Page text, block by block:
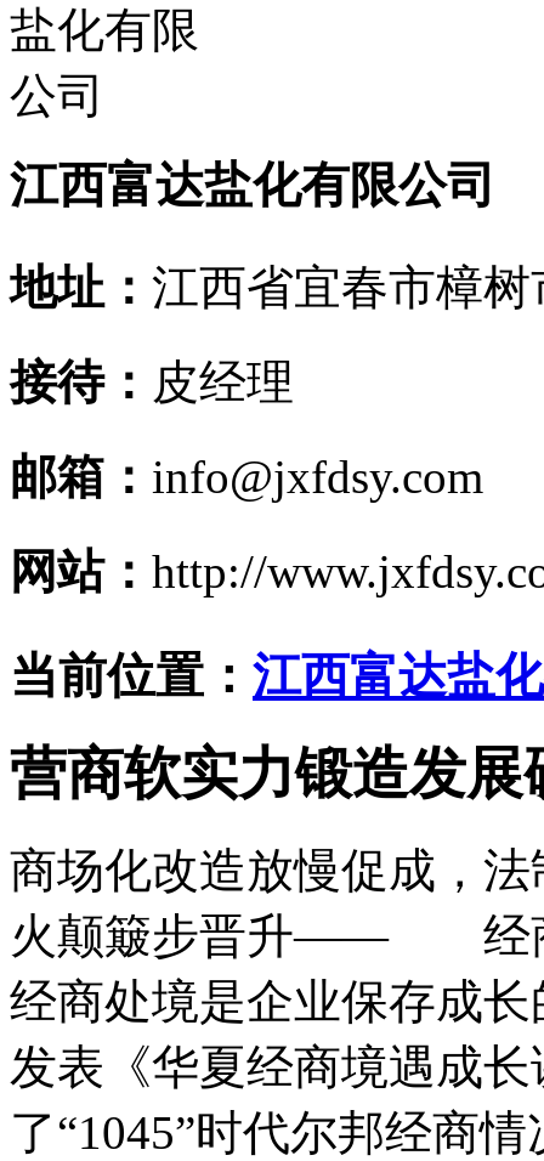
江西富达盐化有限公司
地址： 江西省宜春市樟
接待： 皮经理
邮箱： info@jxfdsy.com
网站： http://
当前位置： 江西富达盐
营商软实力锻造发展
商场化改造放慢促成，
火颠簸步晋升—— 经
经商处境是企业保存成
发表《华夏经商境遇成
了“1045”时代尔邦经商